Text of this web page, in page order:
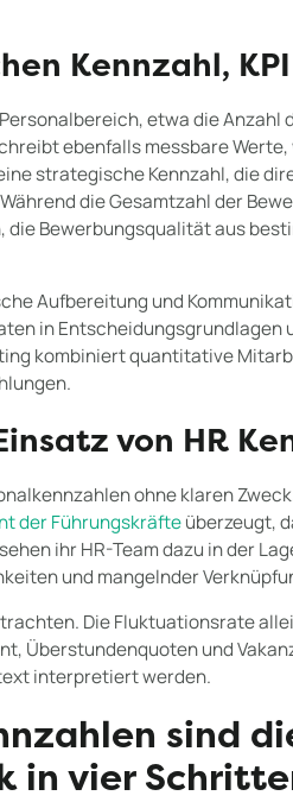
Kennzahl,
etwa die Anzahl
ebenfalls messbare Werte,
strategische Kennzahl, die
die Gesamtzahl der
die Bewerbungsqualität aus
Aufbereitung und
in Entscheidungsgrundlagen
kombiniert quantitative
von HR
ohne klaren
der Führungskräfteüberzeugt,
ihr HR-Team dazu in der
und mangelnder
Die Fluktuationsrate
Überstundenquoten und
interpretiert werden.
sind
in vier